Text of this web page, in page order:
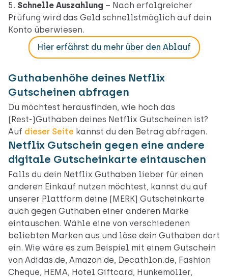
Schnelle Auszahlung – Nach erfolgreicher
Prüfung wird das Geld schnellstmöglich auf dein
Konto überwiesen.
Hier erfährst du mehr über den Ablauf
Guthabenhöhe deines Netflix
Gutscheinen abfragen
Du möchtest herausfinden, wie hoch das
(Rest-)Guthaben deines Netflix Gutscheinen ist?
Auf dieser Seite kannst du den Betrag abfragen.
Netflix Gutschein gegen eine andere
digitale Gutscheinkarte eintauschen
Falls du dein Netflix Guthaben lieber für einen
anderen Einkauf nutzen möchtest, kannst du auf
unserer Plattform deine [MERK] Gutscheinkarte
auch gegen Guthaben einer anderen Marke
eintauschen. Wähle eine von verschiedenen
beliebten Marken aus und löse dein Guthaben dort
ein. Wie wäre es zum Beispiel mit einem Gutschein
von Adidas.de, Amazon.de, Decathlon.de, Fashion
Cheque, HEMA, Hotel Giftcard, Hunkemöller,